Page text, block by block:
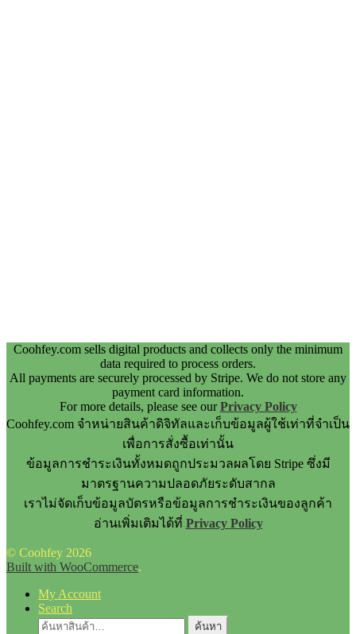
Coohfey.com sells digital products and collects only the minimum
data required to process orders.
All payments are securely processed by Stripe. We do not store any
payment card information.
For more details, please see ourPrivacy Policy
Coohfey.com จำหน่ายสินค้าดิจิทัลและเก็บข้อมูลผู้ใช้เท่าที่จำเป็น
เพื่อการสั่งซื้อเท่านั้น
ข้อมูลการชำระเงินทั้งหมดถูกประมวลผลโดย Stripe ซึ่งมี
มาตรฐานความปลอดภัยระดับสากล
เราไม่จัดเก็บข้อมูลบัตรหรือข้อมูลการชำระเงินของลูกค้า
อ่านเพิ่มเติมได้ที่ Privacy Policy
© Coohfey 2026
Built with WooCommerce.
My Account
Search
ค้นหา:
ค้นหา